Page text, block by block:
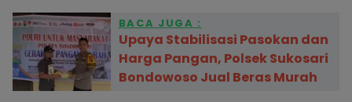
BACA JUGA :
Upaya Stabilisasi Pasokan dan
Harga Pangan, Polsek Sukosari
Bondowoso Jual Beras Murah